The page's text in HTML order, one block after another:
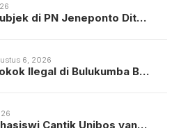
di PN Jeneponto Dit…
6, 2026
Ilegal di Bulukumba B…
Cantik Unibos yan…